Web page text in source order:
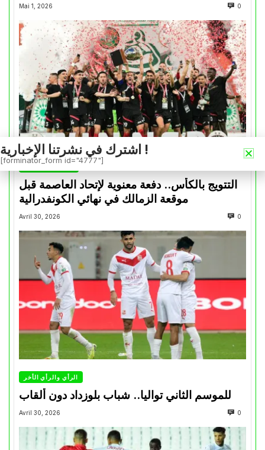
Mai 1, 2026 0
التتويج بالكأس.. دفعة معنوية لإتحاد العاصمة قبل
موقعة الزمالك في نهائي الكونفدرالية
Avril 30, 2026 0
الرأي والرأي الأخر
للموسم الثاني تواليا.. شباب بلوزداد دون ألقاب
Avril 30, 2026 0
اشترك في نشرتنا الإخبارية !
[forminator_form id="4777"]